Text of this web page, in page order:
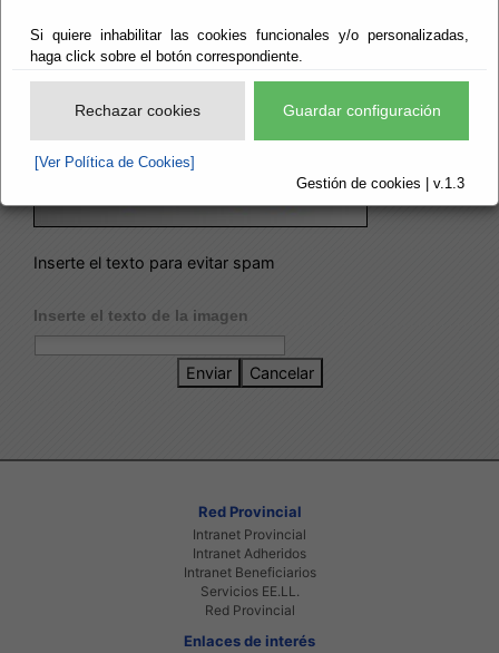
Si quiere inhabilitar las cookies funcionales y/o personalizadas,
haga click sobre el botón correspondiente.
Rechazar cookies Guardar configuración
[Ver Política de Cookies]
Gestión de cookies | v.1.3
De conformidad con lo establecido en el Reglamento
General de Protección de Datos (UE-2016/679) hemos
Condiciones del tratamiento de sus datos personales.
Inserte el texto para evitar spam
Inserte el texto de la imagen
Enviar Cancelar
Red Provincial
Intranet Provincial
Intranet Adheridos
Intranet Beneficiarios
Servicios EE.LL.
Red Provincial
Enlaces de interés